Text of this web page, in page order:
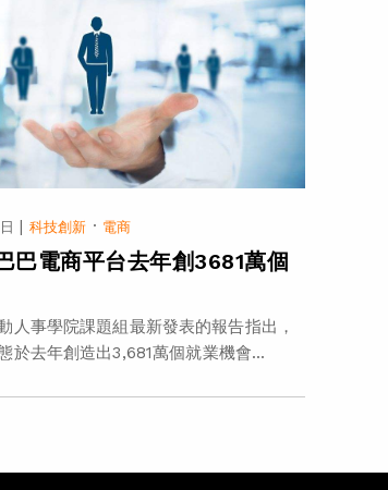
| 科技創新 · 電商
巴電商平台去年創3681萬個
人事學院課題組最新發表的報告指出，
於去年創造出3,681萬個就業機會...